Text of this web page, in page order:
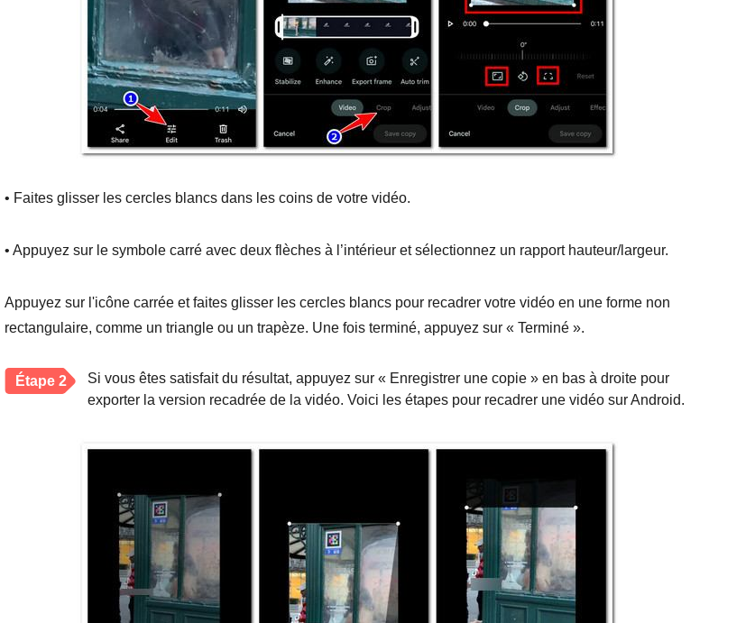
• Faites glisser les cercles blancs dans les coins de votre vidéo.
• Appuyez sur le symbole carré avec deux flèches à l’intérieur et sélectionnez un rapport hauteur/largeur.
Appuyez sur l'icône carrée et faites glisser les cercles blancs pour recadrer votre vidéo en une forme non
rectangulaire, comme un triangle ou un trapèze. Une fois terminé, appuyez sur « Terminé ».
Étape 2
Si vous êtes satisfait du résultat, appuyez sur « Enregistrer une copie » en bas à droite pour
exporter la version recadrée de la vidéo. Voici les étapes pour recadrer une vidéo sur Android.